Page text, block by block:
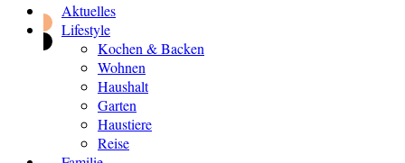
Aktuelles
Lifestyle
Kochen & Backen
Wohnen
Haushalt
Garten
Haustiere
Reise